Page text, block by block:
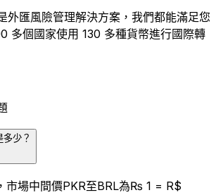
外匯風險管理解決方案，我們都能滿足您
多個國家使用 130 多種貨幣進行國際轉
少？
市場中間價PKR至BRL為₨ 1 = R$